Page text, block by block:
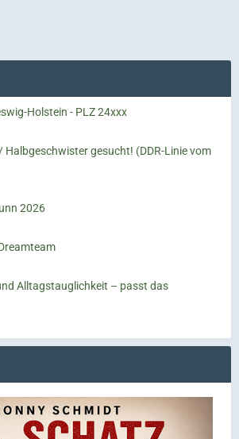
Holstein - PLZ 24xxx
gesucht! (DDR-Linie vom
2026
Alltagstauglichkeit – passt das